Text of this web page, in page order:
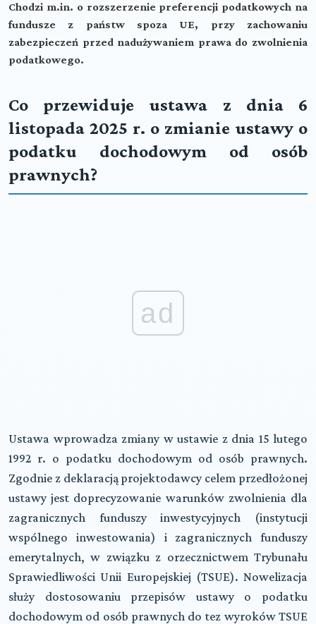
Chodzi m.in. o rozszerzenie preferencji podatkowych na
fundusze z państw spoza UE, przy zachowaniu
zabezpieczeń przed nadużywaniem prawa do zwolnienia
podatkowego.
Co przewiduje ustawa z dnia 6
listopada 2025 r. o zmianie ustawy o
podatku dochodowym od osób
prawnych?
ad
Ustawa wprowadza zmiany w ustawie z dnia 15 lutego
1992 r. o podatku dochodowym od osób prawnych.
Zgodnie z deklaracją projektodawcy celem przedłożonej
ustawy jest doprecyzowanie warunków zwolnienia dla
zagranicznych funduszy inwestycyjnych (instytucji
wspólnego inwestowania) i zagranicznych funduszy
emerytalnych, w związku z orzecznictwem Trybunału
Sprawiedliwości Unii Europejskiej (TSUE). Nowelizacja
służy dostosowaniu przepisów ustawy o podatku
dochodowym od osób prawnych do tez wyroków TSUE